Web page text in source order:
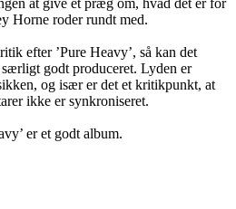
Horne roder rundt med.
efter ’Pure Heavy’, så kan det
godt produceret. Lyden er
og især er det et kritikpunkt, at
ikke er synkroniseret.
er et godt album.